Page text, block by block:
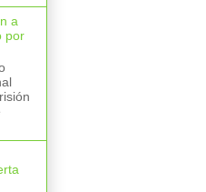
a
por